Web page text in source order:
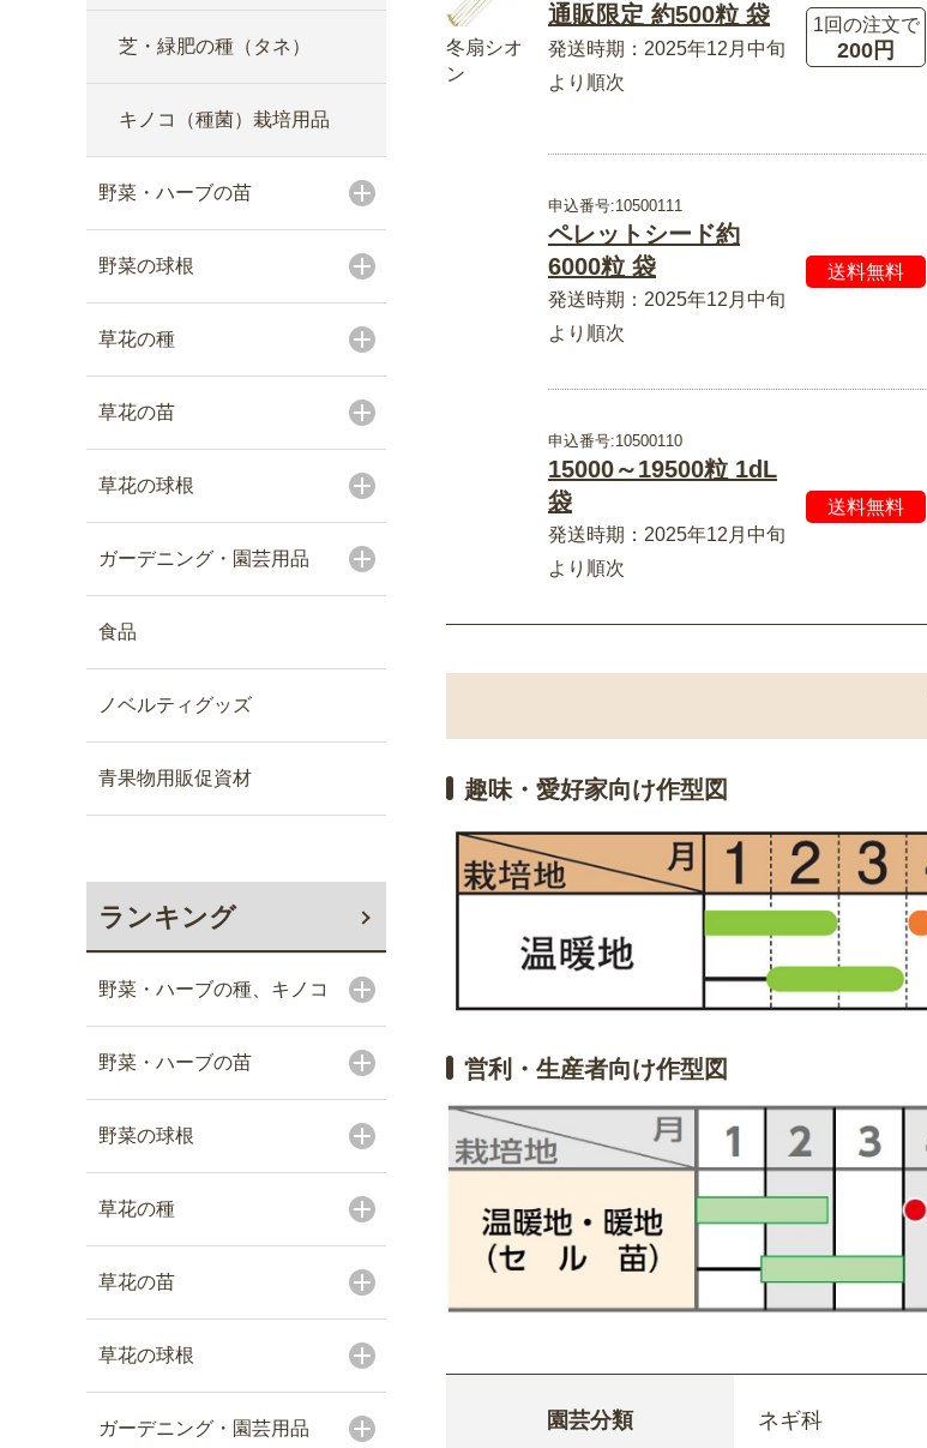
芝・緑肥の種（タネ）
キノコ（種菌）栽培用品
野菜・ハーブの苗
野菜の球根
草花の種
草花の苗
草花の球根
ガーデニング・園芸用品
食品
ノベルティグッズ
青果物用販促資材
ランキング
野菜・ハーブの種、キノコ
野菜・ハーブの苗
野菜の球根
草花の種
草花の苗
草花の球根
ガーデニング・園芸用品
冬扇シオ
ン
通販限定 約500粒 袋
発送時期：2025年12月中旬
より順次
1回の注文で
200円
申込番号:10500111
ペレットシード約
6000粒 袋
発送時期：2025年12月中旬
より順次
送料無料
申込番号:10500110
15000～19500粒 1dL
袋
発送時期：2025年12月中旬
より順次
送料無料
趣味・愛好家向け作型図
営利・生産者向け作型図
園芸分類 ネギ科